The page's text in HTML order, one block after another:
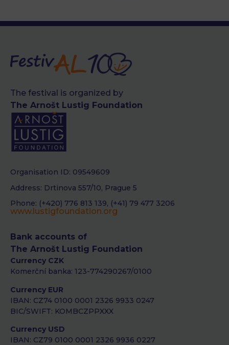
The festival is organized by
The Arnošt Lustig Foundation
Organisation ID: 09549609
Address: Drtinova 557/10, Prague 5
Phone: (+420) 776 813 139, (+41) 79 477 3206
www.lustigfoundation.org
Bank accounts of
The Arnošt Lustig Foundation
Currency CZK
Komerční banka: 123-774290267/0100
Currency EUR
IBAN: CZ74 0100 0001 2326 9933 0247
BIC/SWIFT: KOMBCZPPXXX
Currency USD
IBAN: CZ79 0100 0001 2326 9936 0227